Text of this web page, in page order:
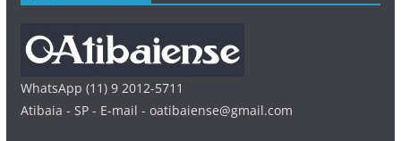
WhatsApp (11) 9 2012-5711
Atibaia - SP - E-mail - oatibaiense@gmail.com